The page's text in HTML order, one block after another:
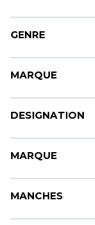
LA SOCIÉTÉ
SERVICES
ROADSHOWS,
MARQUES &
GENRE
MARQUE
DESIGNATION
MARQUE
MANCHES